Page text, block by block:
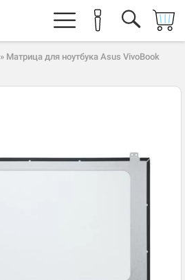
» Матрица для ноутбука Asus VivoBook